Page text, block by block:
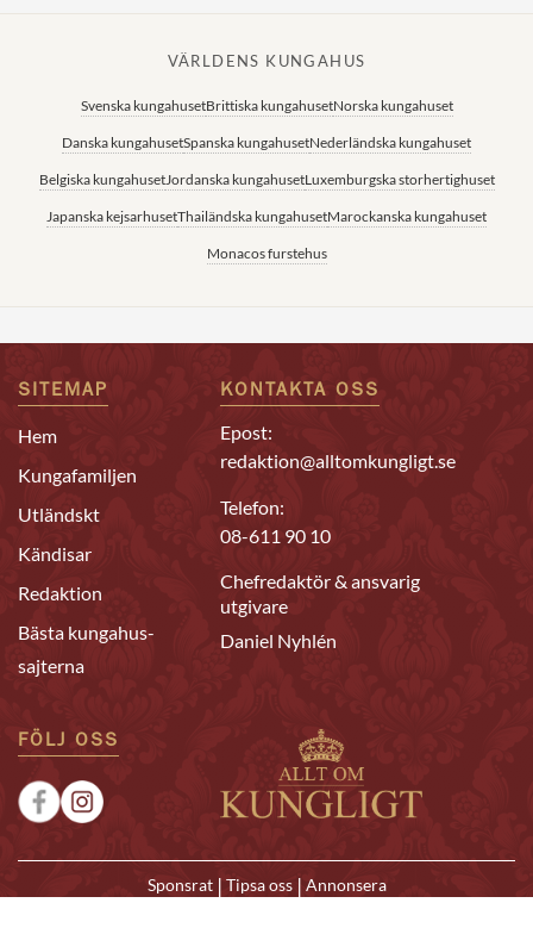
VÄRLDENS KUNGAHUS
Svenska kungahusetBrittiska kungahusetNorska kungahuset
Danska kungahusetSpanska kungahusetNederländska kungahuset
Belgiska kungahusetJordanska kungahusetLuxemburgska storhertighuset
Japanska kejsarhusetThailändska kungahusetMarockanska kungahuset
Monacos furstehus
SITEMAP
Hem
Kungafamiljen
Utländskt
Kändisar
Redaktion
Bästa kungahus-
sajterna
KONTAKTA OSS
Epost:
redaktion@alltomkungligt.se
Telefon:
08-611 90 10
Chefredaktör & ansvarig
utgivare
Daniel Nyhlén
FÖLJ OSS
Sponsrat | Tipsa oss | Annonsera